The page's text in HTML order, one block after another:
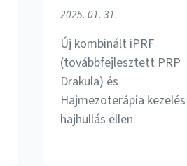
2025. 01. 31.
Új kombinált iPRF
(továbbfejlesztett PRP
Drakula) és
Hajmezoterápia kezelés
hajhullás ellen.